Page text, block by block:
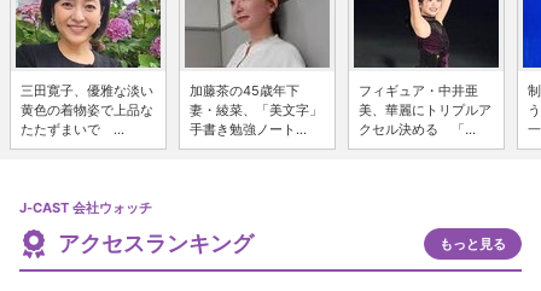
三田寛子、優雅な淡い
黄色の着物姿で上品な
たたずまいで ...
加藤茶の45歳年下
妻・綾菜、「美文字」
手書き勉強ノート...
フィギュア・中井亜
美、華麗にトリプルア
クセル決める 「...
J-CAST 会社ウォッチ
アクセスランキング もっと見る